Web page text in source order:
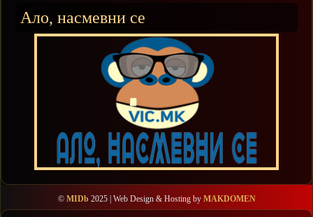
Ало, насмевни се
© MIDb 2025 | Web Design & Hosting by MAKDOMEN